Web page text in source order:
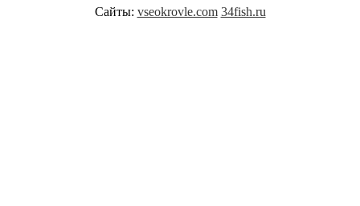
Сайты: vseokrovle.com 34fish.ru